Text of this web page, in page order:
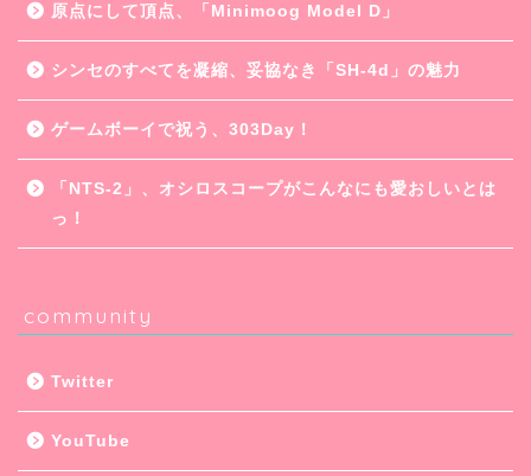
原点にして頂点、「Minimoog Model D」
シンセのすべてを凝縮、妥協なき「SH-4d」の魅力
ゲームボーイで祝う、303Day！
「NTS-2」、オシロスコープがこんなにも愛おしいとは
っ！
community
Twitter
YouTube